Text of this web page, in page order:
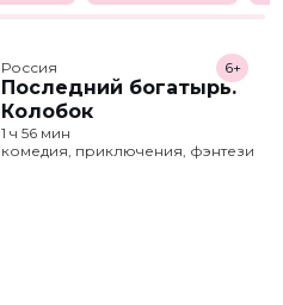
Россия
Последний богатырь.
Колобок
6+
1 ч 56 мин
комедия, приключения, фэнтези